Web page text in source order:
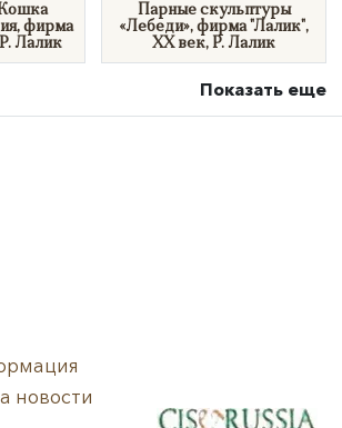
фирма
Р. Лалик
​Парные скульптуры
«Лебеди», фирма "Лалик",
XX век, Р. Лалик
Показать еще
новости